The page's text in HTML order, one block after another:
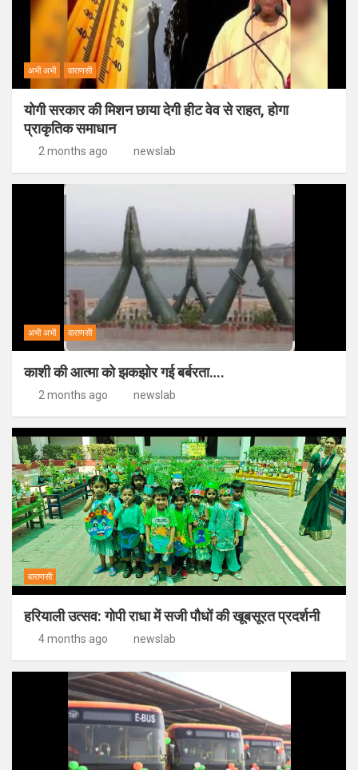
अभी अभी वाराणसी
योगी सरकार की मिशन छाया देगी हीट वेव से राहत, होगा
प्राकृतिक समाधान
2 months ago newslab
अभी अभी वाराणसी
काशी की आत्मा को झकझोर गई बर्बरता….
2 months ago newslab
वाराणसी
हरियाली उत्सव: गोपी राधा में सजी पौधों की खूबसूरत प्रदर्शनी
4 months ago newslab